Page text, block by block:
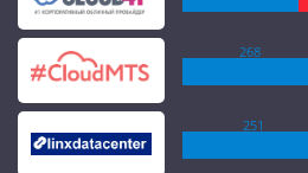
268
251